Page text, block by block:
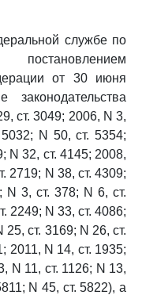
службе по
от 30 июня
ст. 3049; 2006, N 3,
N 50, ст. 5354;
N 32, ст. 4145; 2008,
2719; N 38, ст. 4309;
N 3, ст. 378; N 6, ст.
2249; N 33, ст. 4086;
25, ст. 3169; N 26, ст.
2011, N 14, ст. 1935;
N 11, ст. 1126; N 13,
N 45, ст. 5822), а